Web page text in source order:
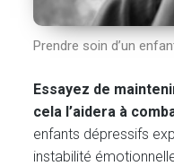
Prendre soin d’un
Essayez de
cela l’aidera à
enfants dépressifs
instabilité